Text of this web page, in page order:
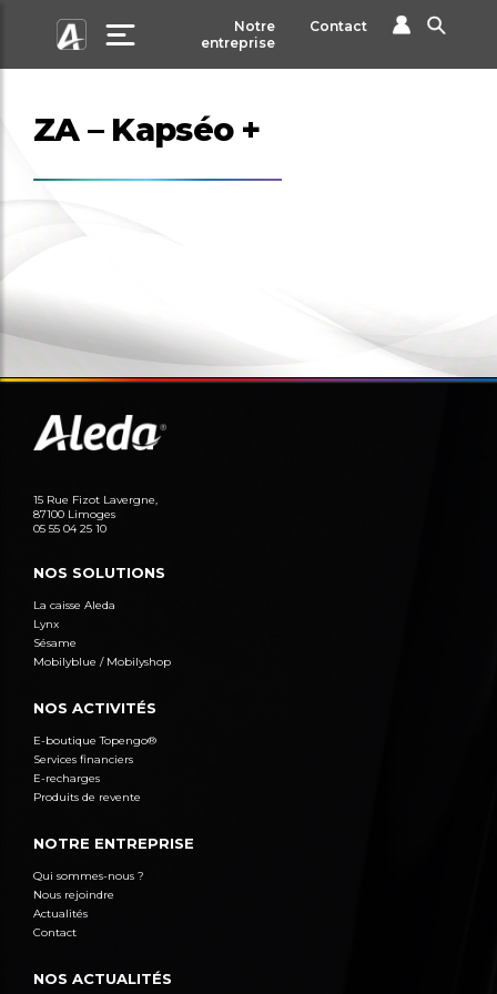
Notre
entreprise
Contact
ZA – Kapséo +
15 Rue Fizot Lavergne,
87100 Limoges
05 55 04 25 10
NOS SOLUTIONS
La caisse Aleda
Lynx
Sésame
Mobilyblue / Mobilyshop
NOS ACTIVITÉS
E-boutique Topengo®
Services financiers
E-recharges
Produits de revente
NOTRE ENTREPRISE
Qui sommes-nous ?
Nous rejoindre
Actualités
Contact
NOS ACTUALITÉS